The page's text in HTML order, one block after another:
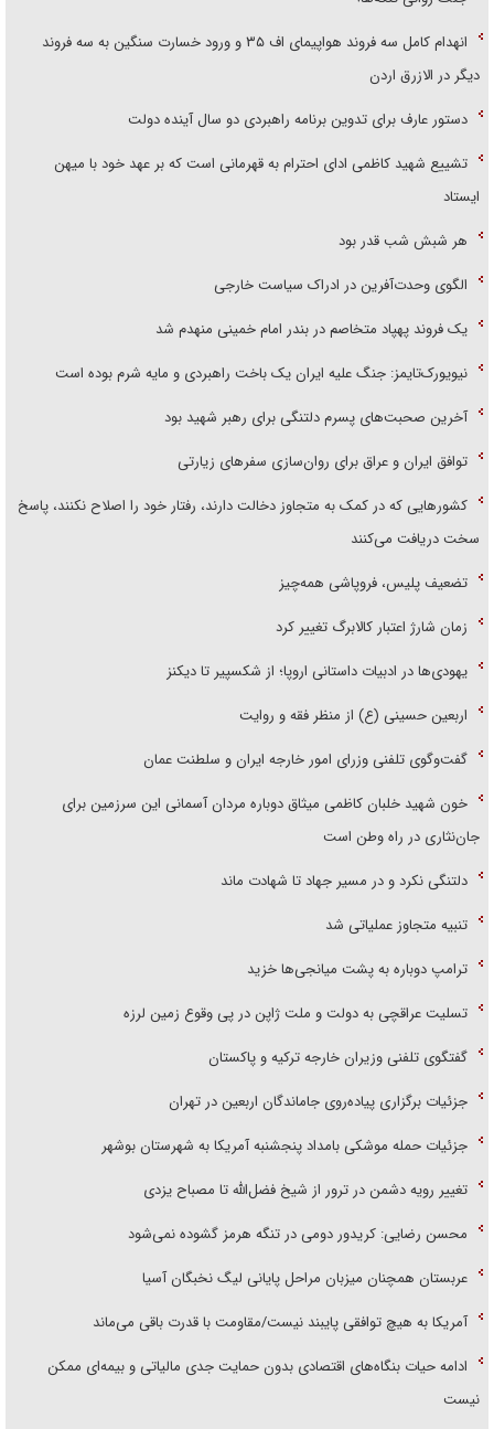
انهدام کامل سه فروند هواپیمای اف ۳۵ و ورود خسارت سنگین به سه فروند
دیگر در الازرق اردن
دستور عارف برای تدوین برنامه راهبردی دو سال آینده دولت
تشییع شهید کاظمی ادای احترام به قهرمانی است که بر عهد خود با میهن
ایستاد
هر شبش شب قدر بود
الگوی وحدت‌آفرین در ادراک سیاست خارجی
یک فروند پهپاد متخاصم در بندر امام خمینی منهدم شد
نیویورک‌تایمز: جنگ علیه ایران یک باخت راهبردی و مایه شرم بوده است
آخرین صحبت‌های پسرم دلتنگی برای رهبر شهید بود
توافق ایران و عراق برای روان‌سازی سفر‌های زیارتی
کشور‌هایی که در کمک به متجاوز دخالت دارند، رفتار خود را اصلاح نکنند، پاسخ
سخت دریافت می‌کنند
تضعیف پلیس، فروپاشی همه‌چیز
زمان شارژ اعتبار کالابرگ تغییر کرد
یهودی‌ها در ادبیات داستانی اروپا؛ از شکسپیر تا دیکنز
اربعین حسینی (ع) از منظر فقه و روایت
گفت‌وگوی تلفنی وزرای امور خارجه ایران و سلطنت عمان
خون شهید خلبان کاظمی میثاق دوباره مردان آسمانی این سرزمین برای
جان‌نثاری در راه وطن است
دلتنگی نکرد و در مسیر جهاد تا شهادت ماند
تنبیه متجاوز عملیاتی شد
ترامپ دوباره به پشت میانجی‌ها خزید
تسلیت عراقچی به دولت و ملت ژاپن در پی وقوع زمین لرزه
گفتگوی تلفنی وزیران خارجه ترکیه و پاکستان
جزئیات برگزاری پیاده‌روی جاماندگان اربعین در تهران
جزئیات حمله موشکی بامداد پنجشنبه آمریکا به شهرستان بوشهر
تغییر رویه دشمن در ترور از شیخ فضل‌الله تا مصباح یزدی
محسن رضایی: کریدور دومی در تنگه هرمز گشوده نمی‌شود
عربستان همچنان میزبان مراحل پایانی لیگ نخبگان آسیا
آمریکا به هیچ توافقی پایبند نیست/مقاومت با قدرت باقی می‌ماند
ادامه حیات بنگاه‌های اقتصادی بدون حمایت جدی مالیاتی و بیمه‌ای ممکن
نیست